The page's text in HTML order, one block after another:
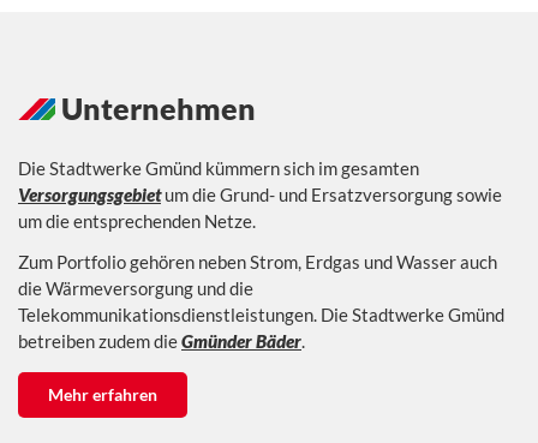
Unternehmen
Die Stadtwerke Gmünd kümmern sich im gesamten
Versorgungsgebietum die Grund- und Ersatzversorgung sowie
um die entsprechenden Netze.
Zum Portfolio gehören neben Strom, Erdgas und Wasser auch
die Wärmeversorgung und die
Telekommunikationsdienstleistungen. Die Stadtwerke Gmünd
betreiben zudem dieGmünder Bäder.
Mehr erfahren